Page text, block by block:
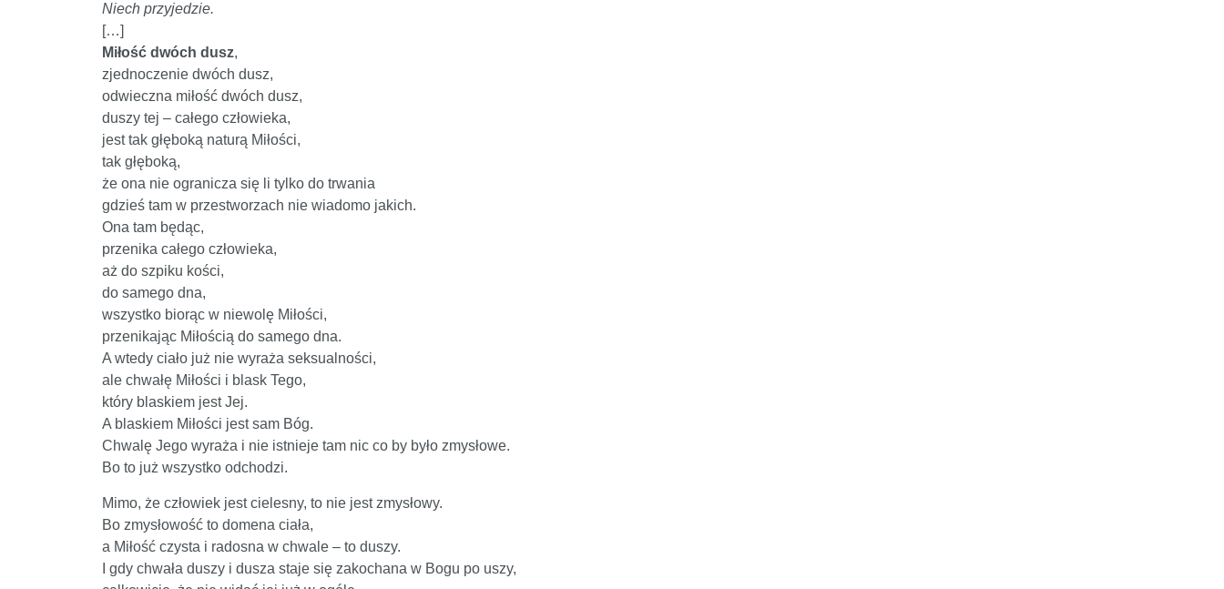
Niech przyjedzie.
[…]
Miłość dwóch dusz,
zjednoczenie dwóch dusz,
odwieczna miłość dwóch dusz,
duszy tej – całego człowieka,
jest tak głęboką naturą Miłości,
tak głęboką,
że ona nie ogranicza się li tylko do trwania
gdzieś tam w przestworzach nie wiadomo jakich.
Ona tam będąc,
przenika całego człowieka,
aż do szpiku kości,
do samego dna,
wszystko biorąc w niewolę Miłości,
przenikając Miłością do samego dna.
A wtedy ciało już nie wyraża seksualności,
ale chwałę Miłości i blask Tego,
który blaskiem jest Jej.
A blaskiem Miłości jest sam Bóg.
Chwalę Jego wyraża i nie istnieje tam nic co by było zmysłowe.
Bo to już wszystko odchodzi.
Mimo, że człowiek jest cielesny, to nie jest zmysłowy.
Bo zmysłowość to domena ciała,
a Miłość czysta i radosna w chwale – to duszy.
I gdy chwała duszy i dusza staje się zakochana w Bogu po uszy,